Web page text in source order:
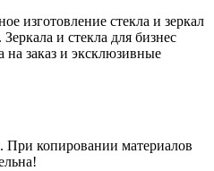
изготовление стекла и зеркал
и стекла для бизнес
на заказ и эксклюзивные
копировании материалов